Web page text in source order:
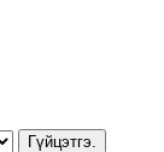
Гүйцэтгэ.